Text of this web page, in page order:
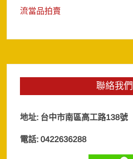
流當品拍賣
聯絡我們
地址: 台中市南區高工路138號
電話: 0422636288